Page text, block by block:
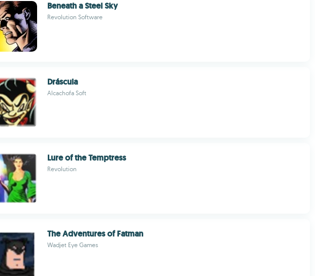
Beneath a Steel Sky
Revolution Software
Dráscula
Alcachofa Soft
Lure of the Temptress
Revolution
The Adventures of Fatman
Wadjet Eye Games